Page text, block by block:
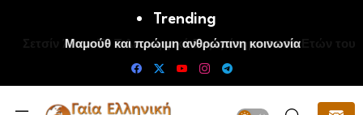
Trending
Μαμούθ και πρώιμη ανθρώπινη κοινωνία